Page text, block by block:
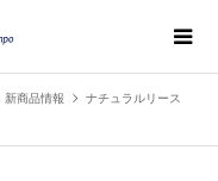
新商品情報
ナチュラルリース